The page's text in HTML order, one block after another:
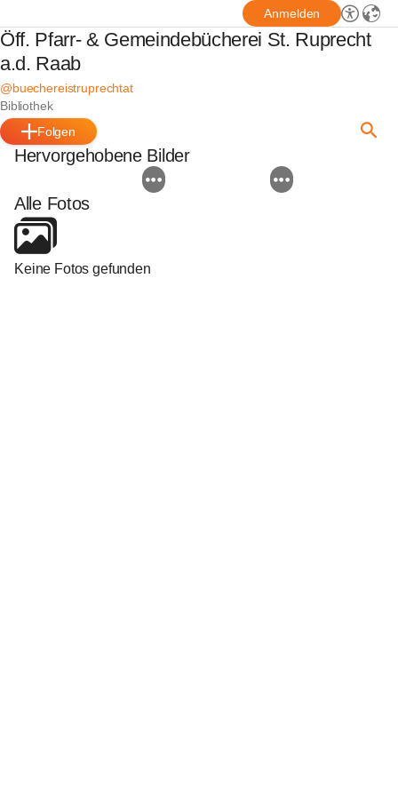
Anmelden
Öff. Pfarr- & Gemeindebücherei St. Ruprecht
a.d. Raab
@buechereistruprechtat
Bibliothek
Folgen
Hervorgehobene Bilder
Alle Fotos
Keine Fotos gefunden